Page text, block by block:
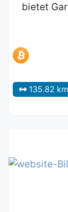
bietet
135.82 km